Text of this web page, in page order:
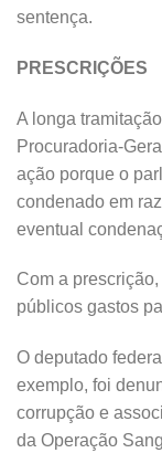
sentença.
PRESCRIÇÕES
A longa
Procuradoria-
ação porque o
condenado em
eventual
Com a
públicos gastos
O deputado
exemplo, foi
corrupção e
da Operação